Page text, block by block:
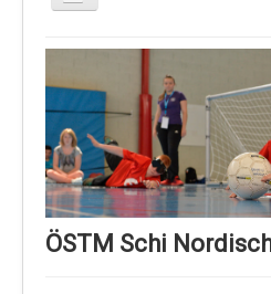
Home
Über uns
Torball
Schießen
Schi Alpin
Schi Nordisch
ÖSTM Schi